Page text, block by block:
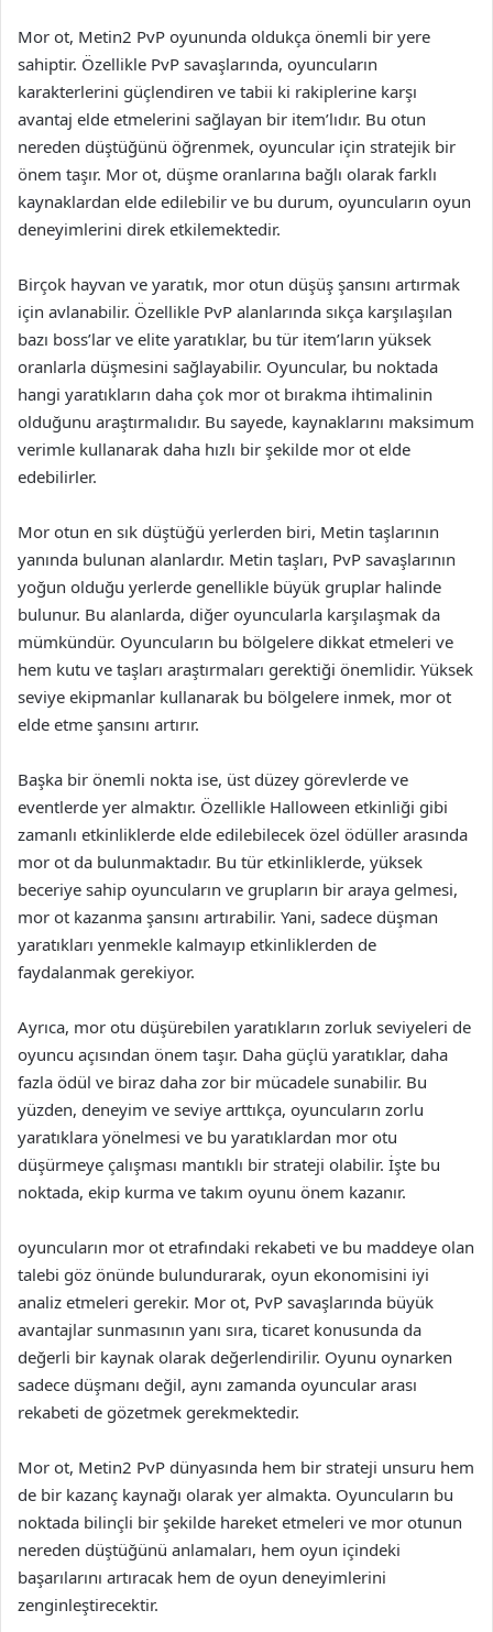
Mor ot, Metin2 PvP oyununda oldukça önemli bir yere
sahiptir. Özellikle PvP savaşlarında, oyuncuların
karakterlerini güçlendiren ve tabii ki rakiplerine karşı
avantaj elde etmelerini sağlayan bir item’lıdır. Bu otun
nereden düştüğünü öğrenmek, oyuncular için stratejik bir
önem taşır. Mor ot, düşme oranlarına bağlı olarak farklı
kaynaklardan elde edilebilir ve bu durum, oyuncuların oyun
deneyimlerini direk etkilemektedir.
Birçok hayvan ve yaratık, mor otun düşüş şansını artırmak
için avlanabilir. Özellikle PvP alanlarında sıkça karşılaşılan
bazı boss’lar ve elite yaratıklar, bu tür item’ların yüksek
oranlarla düşmesini sağlayabilir. Oyuncular, bu noktada
hangi yaratıkların daha çok mor ot bırakma ihtimalinin
olduğunu araştırmalıdır. Bu sayede, kaynaklarını maksimum
verimle kullanarak daha hızlı bir şekilde mor ot elde
edebilirler.
Mor otun en sık düştüğü yerlerden biri, Metin taşlarının
yanında bulunan alanlardır. Metin taşları, PvP savaşlarının
yoğun olduğu yerlerde genellikle büyük gruplar halinde
bulunur. Bu alanlarda, diğer oyuncularla karşılaşmak da
mümkündür. Oyuncuların bu bölgelere dikkat etmeleri ve
hem kutu ve taşları araştırmaları gerektiği önemlidir. Yüksek
seviye ekipmanlar kullanarak bu bölgelere inmek, mor ot
elde etme şansını artırır.
Başka bir önemli nokta ise, üst düzey görevlerde ve
eventlerde yer almaktır. Özellikle Halloween etkinliği gibi
zamanlı etkinliklerde elde edilebilecek özel ödüller arasında
mor ot da bulunmaktadır. Bu tür etkinliklerde, yüksek
beceriye sahip oyuncuların ve grupların bir araya gelmesi,
mor ot kazanma şansını artırabilir. Yani, sadece düşman
yaratıkları yenmekle kalmayıp etkinliklerden de
faydalanmak gerekiyor.
Ayrıca, mor otu düşürebilen yaratıkların zorluk seviyeleri de
oyuncu açısından önem taşır. Daha güçlü yaratıklar, daha
fazla ödül ve biraz daha zor bir mücadele sunabilir. Bu
yüzden, deneyim ve seviye arttıkça, oyuncuların zorlu
yaratıklara yönelmesi ve bu yaratıklardan mor otu
düşürmeye çalışması mantıklı bir strateji olabilir. İşte bu
noktada, ekip kurma ve takım oyunu önem kazanır.
oyuncuların mor ot etrafındaki rekabeti ve bu maddeye olan
talebi göz önünde bulundurarak, oyun ekonomisini iyi
analiz etmeleri gerekir. Mor ot, PvP savaşlarında büyük
avantajlar sunmasının yanı sıra, ticaret konusunda da
değerli bir kaynak olarak değerlendirilir. Oyunu oynarken
sadece düşmanı değil, aynı zamanda oyuncular arası
rekabeti de gözetmek gerekmektedir.
Mor ot, Metin2 PvP dünyasında hem bir strateji unsuru hem
de bir kazanç kaynağı olarak yer almakta. Oyuncuların bu
noktada bilinçli bir şekilde hareket etmeleri ve mor otunun
nereden düştüğünü anlamaları, hem oyun içindeki
başarılarını artıracak hem de oyun deneyimlerini
zenginleştirecektir.